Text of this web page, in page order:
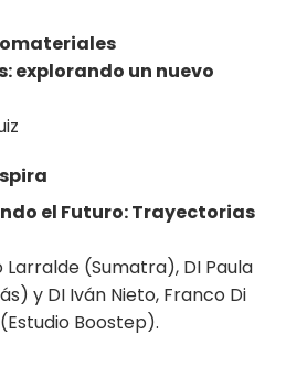
explorando un nuevo
el Futuro: Trayectorias
Larralde (Sumatra), DI Paula
y DI Iván Nieto, Franco Di
Boostep).